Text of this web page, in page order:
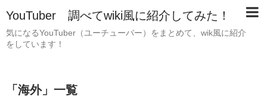
YouTuber 調べてwiki風に紹介してみた！
気になるYouTuber（ユーチューバー）をまとめて、wik風に紹介
をしています！
「 海外」 一覧